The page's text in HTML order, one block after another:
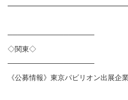
─────────────────
◇関東◇
─────────────────
《公募情報》東京パビリオン出展企